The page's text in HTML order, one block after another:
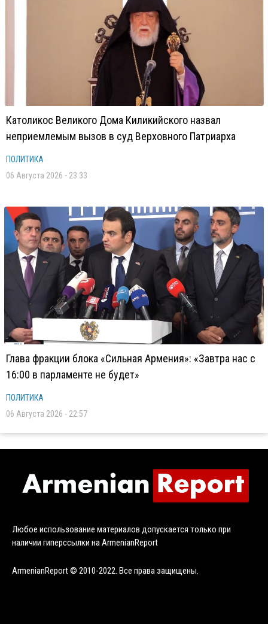
Католикос Великого Дома Киликийского назвал
неприемлемым вызов в суд Верховного Патриарха
ПОЛИТИКА
06 Августа 2026 - 23:33
Глава фракции блока «Сильная Армения»: «Завтра нас с
16:00 в парламенте не будет»
ПОЛИТИКА
06 Августа 2026 - 22:57
Любое использование материалов допускается только при
наличии гиперссылки на ArmenianReport
ArmenianReport © 2010-2022. Все права защищены.